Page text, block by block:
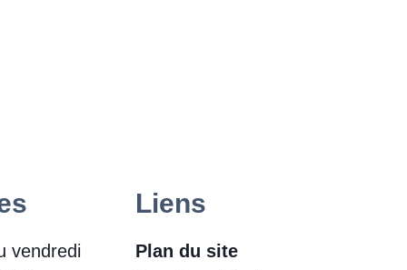
vendredi
Liens
Plan du site